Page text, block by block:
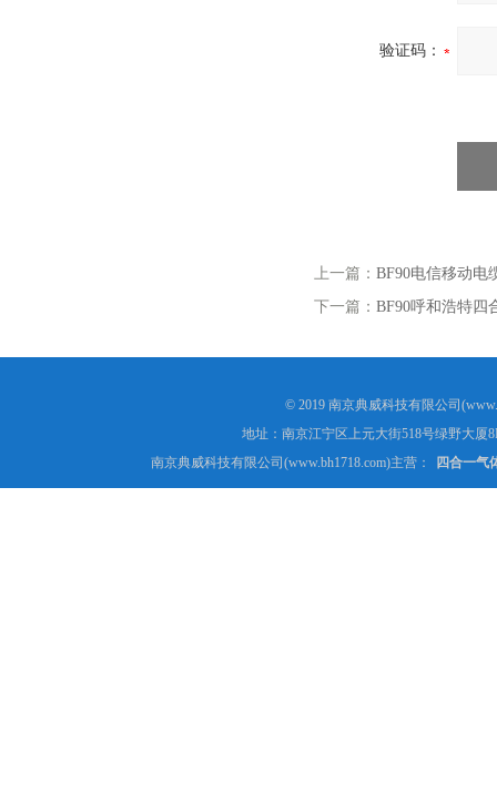
验证码：
上一篇： BF90电信移动电
下一篇： BF90呼和浩特四
© 2019 南京典威科技有限公司
地址：南京江宁区上元大街518号绿野大厦
南京典威科技有限公司(www.bh1718.com)主营：
四合一气